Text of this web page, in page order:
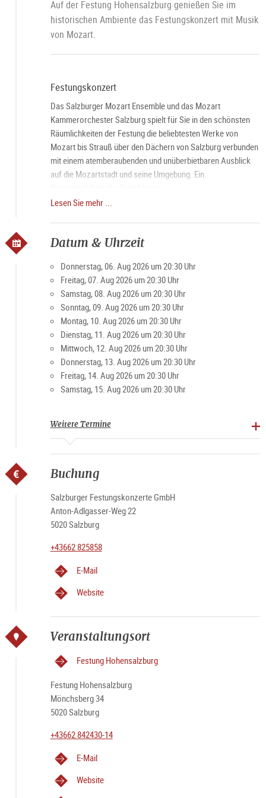
Auf der Festung Hohensalzburg genießen Sie im
historischen Ambiente das Festungskonzert mit Musik
von Mozart.
Festungskonzert
Das Salzburger Mozart Ensemble und das Mozart
Kammerorchester Salzburg spielt für Sie in den schönsten
Räumlichkeiten der Festung die beliebtesten Werke von
Mozart bis Strauß über den Dächern von Salzburg verbunden
mit einem atemberaubenden und unüberbietbaren Ausblick
auf die Mozartstadt und seine Umgebung. Ein
Stadt. Genießen Sie vor dem Konzert ein exquisites Dinner im
Panorama Restaurant auf der
Festung Hohensalzburg
Blick auf Stadt und Land.
Für Karteninhaber von VIP-Dinner & Festungskonzerte findet
das Dinner bei passenden Wetterbedingungen auf der
Panoramaterrasse des Restaurants statt.
Top Seller Angebote
Um das Erlebnis noch einmal zu toppen, besteht zudem in den
Monaten April bis Oktober die Möglichkeit, das VIP-Angebot
das Salzachschiff "Amadeus" oder der "Amphibious" zur
Verfügung.
Card2026) bei der Online-Buchung über die
Lesen Sie mehr ...
Datum & Uhrzeit
Donnerstag, 06. Aug 2026 um 20:30 Uhr
Freitag, 07. Aug 2026 um 20:30 Uhr
Samstag, 08. Aug 2026 um 20:30 Uhr
Sonntag, 09. Aug 2026 um 20:30 Uhr
Montag, 10. Aug 2026 um 20:30 Uhr
Dienstag, 11. Aug 2026 um 20:30 Uhr
Mittwoch, 12. Aug 2026 um 20:30 Uhr
Donnerstag, 13. Aug 2026 um 20:30 Uhr
Freitag, 14. Aug 2026 um 20:30 Uhr
Samstag, 15. Aug 2026 um 20:30 Uhr
Weitere Termine
Buchung
Salzburger Festungskonzerte GmbH
Anton-Adlgasser-Weg 22
5020 Salzburg
+43662 825858
E-Mail
Website
Veranstaltungsort
Festung Hohensalzburg
Festung Hohensalzburg
Mönchsberg 34
5020 Salzburg
+43662 842430-14
E-Mail
Website